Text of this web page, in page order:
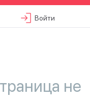
Войти
не